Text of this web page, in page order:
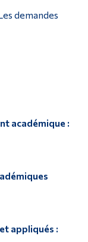
demandes
académique :
appliqués :